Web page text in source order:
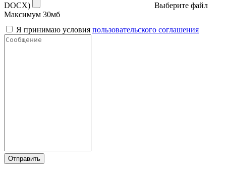
DOCX)
Выберите файл
Максимум 30мб
Я принимаю условия пользовательского соглашения
Отправить